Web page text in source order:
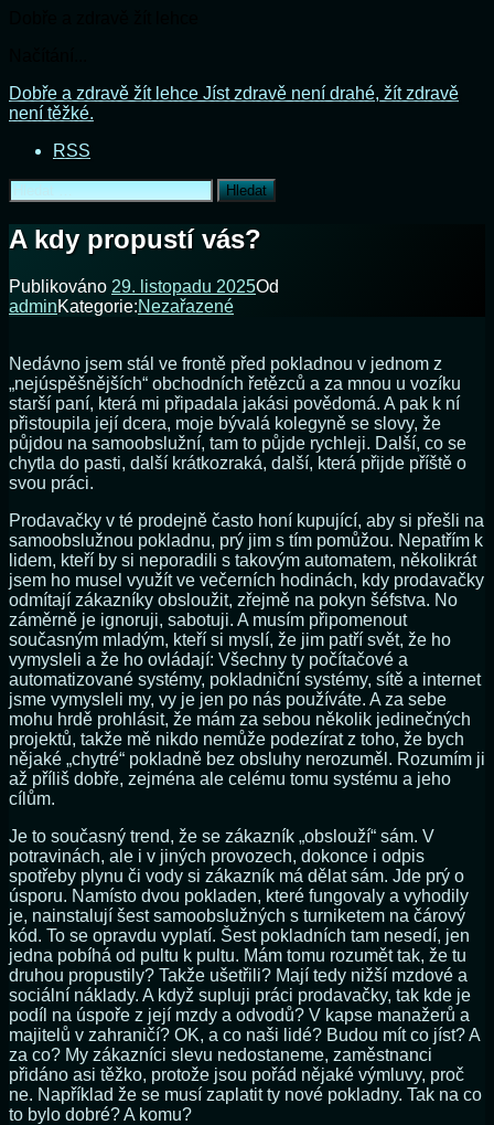
Přejít
k
webu
Dobře a zdravě žít lehce Jíst zdravě není drahé, žít zdravě
není těžké.
RSS
Vyhledávání
A kdy propustí vás?
Publikováno 29. listopadu 2025Od
adminKategorie:Nezařazené
Nedávno jsem stál ve frontě před pokladnou v jednom z
„nejúspěšnějších“ obchodních řetězců a za mnou u vozíku
starší paní, která mi připadala jakási povědomá. A pak k ní
přistoupila její dcera, moje bývalá kolegyně se slovy, že
půjdou na samoobslužní, tam to půjde rychleji. Další, co se
chytla do pasti, další krátkozraká, další, která přijde příště o
svou práci.
Prodavačky v té prodejně často honí kupující, aby si přešli na
samoobslužnou pokladnu, prý jim s tím pomůžou. Nepatřím k
lidem, kteří by si neporadili s takovým automatem, několikrát
jsem ho musel využít ve večerních hodinách, kdy prodavačky
odmítají zákazníky obsloužit, zřejmě na pokyn šéfstva. No
záměrně je ignoruji, sabotuji. A musím připomenout
současným mladým, kteří si myslí, že jim patří svět, že ho
vymysleli a že ho ovládají: Všechny ty počítačové a
automatizované systémy, pokladniční systémy, sítě a internet
jsme vymysleli my, vy je jen po nás používáte. A za sebe
mohu hrdě prohlásit, že mám za sebou několik jedinečných
projektů, takže mě nikdo nemůže podezírat z toho, že bych
nějaké „chytré“ pokladně bez obsluhy nerozuměl. Rozumím ji
až příliš dobře, zejména ale celému tomu systému a jeho
cílům.
Je to současný trend, že se zákazník „obslouží“ sám. V
potravinách, ale i v jiných provozech, dokonce i odpis
spotřeby plynu či vody si zákazník má dělat sám. Jde prý o
úsporu. Namísto dvou pokladen, které fungovaly a vyhodily
je, nainstalují šest samoobslužných s turniketem na čárový
kód. To se opravdu vyplatí. Šest pokladních tam nesedí, jen
jedna pobíhá od pultu k pultu. Mám tomu rozumět tak, že tu
druhou propustily? Takže ušetřili? Mají tedy nižší mzdové a
sociální náklady. A když supluji práci prodavačky, tak kde je
podíl na úspoře z její mzdy a odvodů? V kapse manažerů a
majitelů v zahraničí? OK, a co naši lidé? Budou mít co jíst? A
za co? My zákazníci slevu nedostaneme, zaměstnanci
přidáno asi těžko, protože jsou pořád nějaké výmluvy, proč
ne. Například že se musí zaplatit ty nové pokladny. Tak na co
to bylo dobré? A komu?